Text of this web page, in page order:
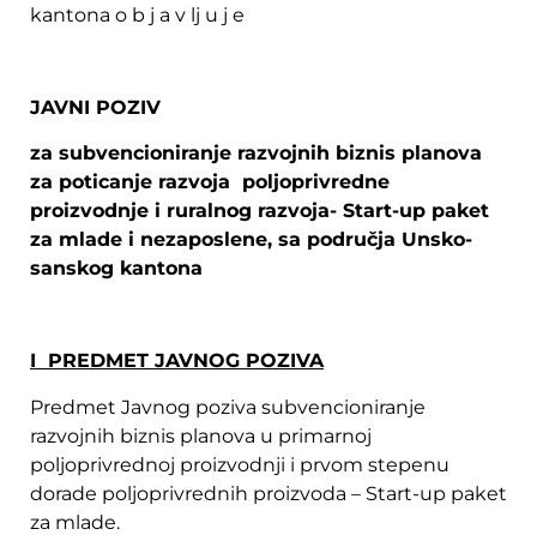
kantona o b j a v lj u j e
JAVNI POZIV
za subvencioniranje razvojnih biznis planova
za poticanje razvoja poljoprivredne
proizvodnje i ruralnog razvoja- Start-up paket
za mlade i nezaposlene, sa područja Unsko-
sanskog kantona
I PREDMET JAVNOG POZIVA
Predmet Javnog poziva subvencioniranje
razvojnih biznis planova u primarnoj
poljoprivrednoj proizvodnji i prvom stepenu
dorade poljoprivrednih proizvoda – Start-up paket
za mlade.